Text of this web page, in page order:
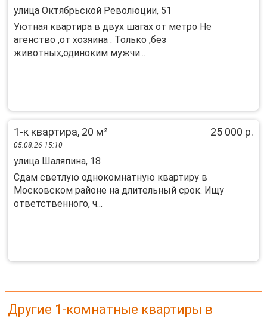
улица Октябрьской Революции, 51
Уютная квартира в двух шагах от метро Не
агенство ,от хозяина . Только ,без
животных,одиноким мужчи...
1-к квартира, 20 м² 25 000 р.
05.08.26 15:10
улица Шаляпина, 18
Сдам светлую однокомнатную квартиру в
Московском районе на длительный срок. Ищу
ответственного, ч...
Другие 1-комнатные квартиры в